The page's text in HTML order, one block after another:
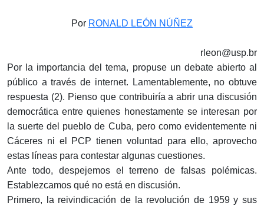
Por RONALD LEÓN NÚÑEZ
rleon@usp.br
Por la importancia del tema, propuse un debate abierto al
público a través de internet. Lamentablemente, no obtuve
respuesta (2). Pienso que contribuiría a abrir una discusión
democrática entre quienes honestamente se interesan por
la suerte del pueblo de Cuba, pero como evidentemente ni
Cáceres ni el PCP tienen voluntad para ello, aprovecho
estas líneas para contestar algunas cuestiones.
Ante todo, despejemos el terreno de falsas polémicas.
Establezcamos qué no está en discusión.
Primero, la reivindicación de la revolución de 1959 y sus